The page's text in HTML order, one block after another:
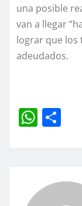
una posible
van a llegar
lograr que los
adeudados.
W
A